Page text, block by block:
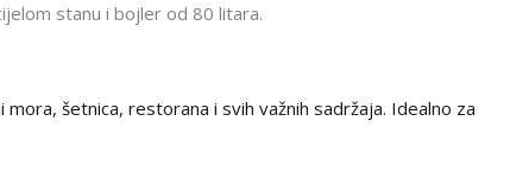
stanu i bojler od 80 litara.
šetnica, restorana i svih važnih sadržaja. Idealno za